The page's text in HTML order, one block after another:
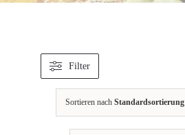
Filter
Sortieren nachStandardsortierung